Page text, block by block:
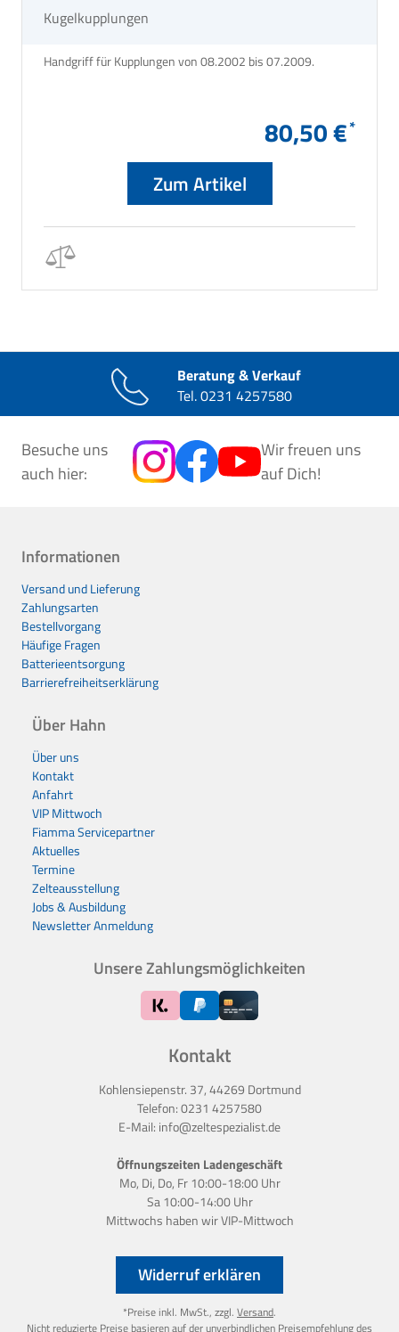
Kugelkupplungen
80,50 €
Zum Artikel
Beratung & Verkauf
Tel.0231 4257580
Besuche uns
auch hier:
Wir freuen uns
auf Dich!
Widerruf erklären
*Preise inkl. MwSt., zzgl. Versand.
Nicht reduzierte Preise basieren auf der unverbindlichen Preisempfehlung des
Informationen
Versand und Lieferung
Zahlungsarten
Bestellvorgang
Häufige Fragen
Batterieentsorgung
Barrierefreiheitserklärung
Über Hahn
Über uns
Kontakt
Anfahrt
VIP Mittwoch
Fiamma Servicepartner
Aktuelles
Termine
Zelteausstellung
Jobs & Ausbildung
Newsletter Anmeldung
Kontakt
Kohlensiepenstr. 37, 44269 Dortmund
Telefon:0231 4257580
E-Mail: info@zeltespezialist.de
Öffnungszeiten Ladengeschäft
Mo, Di, Do, Fr 10:00-18:00 Uhr
Sa 10:00-14:00 Uhr
Mittwochs haben wirVIP-Mittwoch
Unsere Zahlungsmöglichkeiten